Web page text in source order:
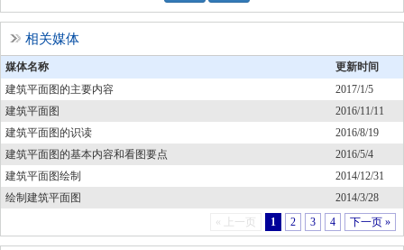
相关媒体
媒体名称
更新时间
建筑平面图的主要内容
2017/1/5
建筑平面图
2016/11/11
建筑平面图的识读
2016/8/19
建筑平面图的基本内容和看图要点
2016/5/4
建筑平面图绘制
2014/12/31
绘制建筑平面图
2014/3/28
« 上一页
1 2 3 4 下一页 »